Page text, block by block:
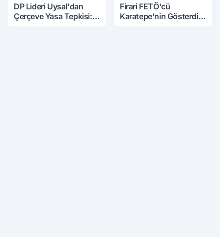
DP Lideri Uysal'dan
Çerçeve Yasa Tepkisi:
Firari FETÖ'cü
Karatepe'nin Gösterdiği